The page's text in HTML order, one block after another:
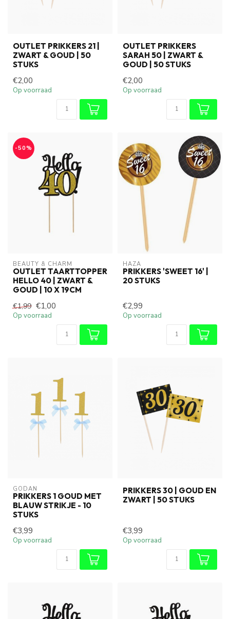
OUTLET PRIKKERS 21 |
ZWART & GOUD | 50
STUKS
€2,00
Op voorraad
OUTLET PRIKKERS
SARAH 50 | ZWART &
GOUD | 50 STUKS
€2,00
Op voorraad
-50%
BEAUTY & CHARM
OUTLET TAARTTOPPER
HELLO 40 | ZWART &
GOUD | 10 X 19CM
€1,99 €1,00
Op voorraad
HAZA
PRIKKERS 'SWEET 16' |
20 STUKS
€2,99
Op voorraad
GODAN
PRIKKERS 1 GOUD MET
BLAUW STRIKJE - 10
STUKS
€3,99
Op voorraad
PRIKKERS 30 | GOUD EN
ZWART | 50 STUKS
€3,99
Op voorraad